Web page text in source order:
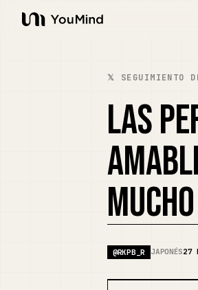
YouMind
𝕏 SEGUIMIENTO
LAS
@RKPB_R JAPONÉS27